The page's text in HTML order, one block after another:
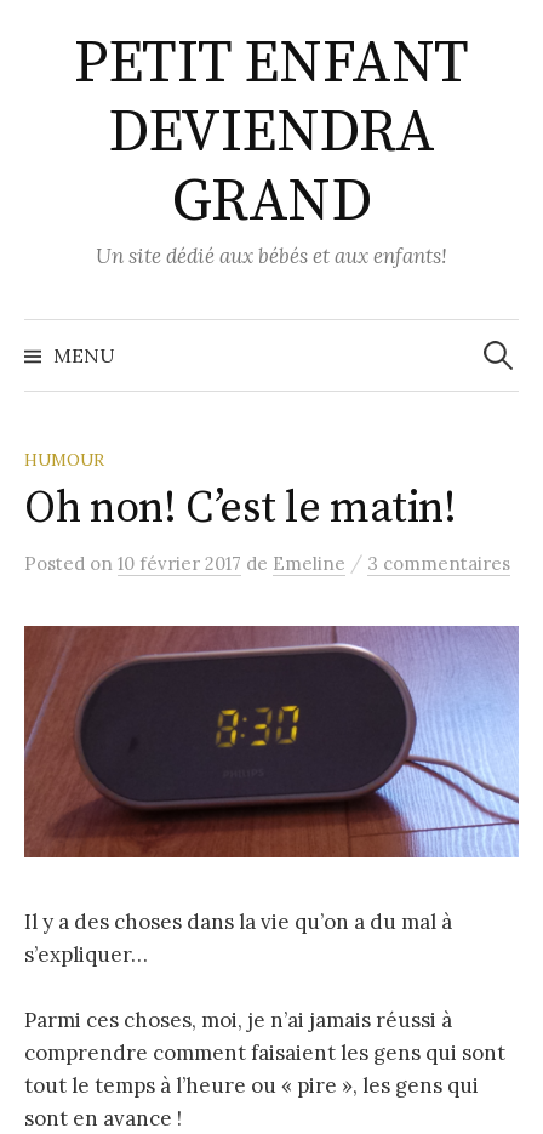
contenuPETIT ENFANT
DEVIENDRA
GRAND
Un site dédié aux bébés et aux enfants!
MENU
HUMOUR
Oh non! C’est le matin!
Posted on 10 février 2017 de Emeline / 3 commentaires
Il y a des choses dans la vie qu’on a du mal à
s’expliquer…
Parmi ces choses, moi, je n’ai jamais réussi à
comprendre comment faisaient les gens qui sont
tout le temps à l’heure ou « pire », les gens qui
sont en avance !